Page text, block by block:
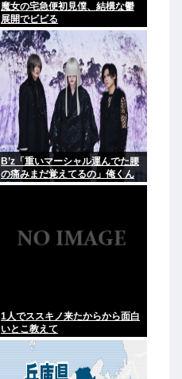
魔女の宅急便初見僕、結構な鬱
展開でビビる
B’z「重いマーシャル運んでた腰
の痛みまだ覚えてるの」俺くん
「マーシャルって何？ 」
1人でススキノ来たからから面白
いとこ教えて